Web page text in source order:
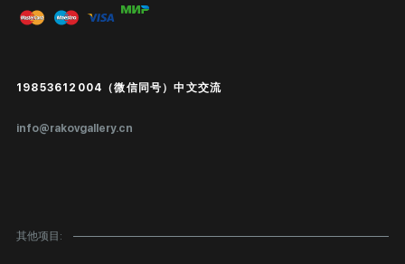
info@rakovgallery.cn
19853612004（微信同号）中文交流
其他项目:
问题和回答问题
Public offer
真品证书
画廊展览